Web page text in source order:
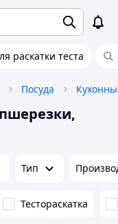
раскатки теста
Посуда
Тип
Тестораскатка